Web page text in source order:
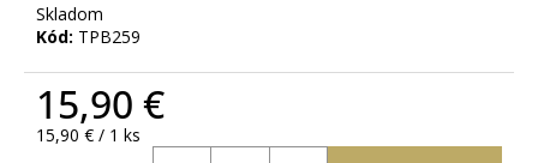
Skladom
Kód: TPB259
15,90 €
Jednotková
15,90 € / 1 ks
RETIAZKA
S
PRÍVESKOM
KRÍŽ
ANKH